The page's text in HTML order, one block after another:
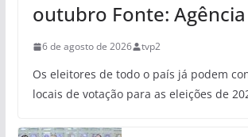
outubro Fonte:
6 de agosto de 2026 tvp2
Os eleitores de todo o país já podem
locais de votação para as eleições de